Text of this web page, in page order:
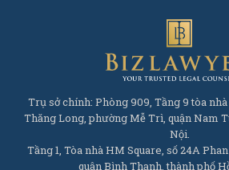
Trụ sở chính: Phòng 909, Tầng 9 tòa
Thăng Long, phường Mễ Trì, quận Nam
Nội.
Tầng 1, Tòa nhà HM Square, số 24A
quận Bình Thạnh, thành phố